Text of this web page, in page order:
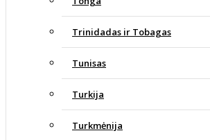
Trinidadas ir Tobagas
Tunisas
Turkija
Turkmėnija